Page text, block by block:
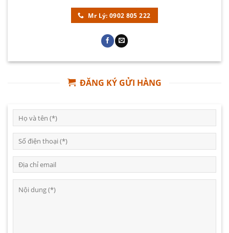
Mr Lý: 0902 805 222
ĐĂNG KÝ GỬI HÀNG